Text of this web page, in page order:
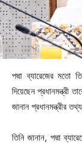
পদ্মা ব্যারেজের মতো
দিয়েছেন প্রধানমন্ত্রী
জানান প্রধানমন্ত্রীর
তিনি জানান, পদ্মা